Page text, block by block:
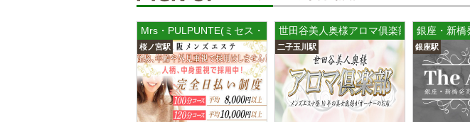
Mrs・PULPUNTE(ミセス・パルプンテ) 桜ノ宮ルーム
桜ノ宮駅
世田谷美人奥様アロマ俱楽部
二子玉川駅
銀座・新橋
銀座駅